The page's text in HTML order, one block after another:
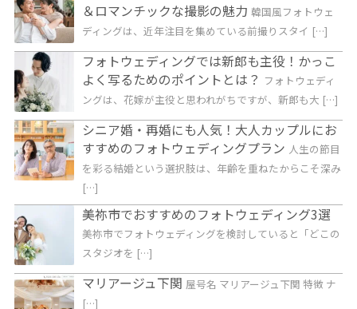
＆ロマンチックな撮影の魅力 韓国風フォトウェ
ディングは、近年注目を集めている前撮りスタイ […]
フォトウェディングでは新郎も主役！かっこ
よく写るためのポイントとは？ フォトウェディ
ングは、花嫁が主役と思われがちですが、新郎も大 […]
シニア婚・再婚にも人気！大人カップルにお
すすめのフォトウェディングプラン 人生の節目
を彩る結婚という選択肢は、年齢を重ねたからこそ深み
[…]
美祢市でおすすめのフォトウェディング3選
美祢市でフォトウェディングを検討していると「どこの
スタジオを […]
マリアージュ下関 屋号名 マリアージュ下関 特徴 ナ
[…]